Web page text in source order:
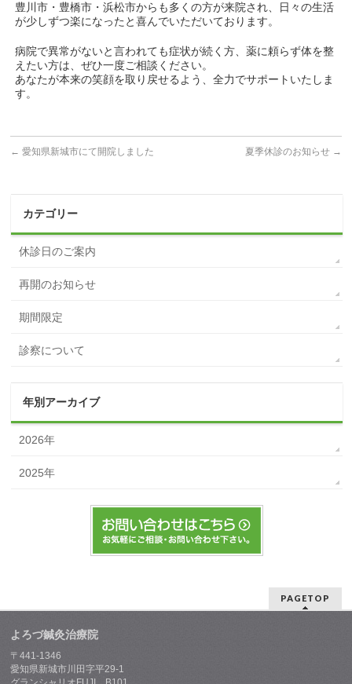
豊川市・豊橋市・浜松市からも多くの方が来院され、日々の生活
が少しずつ楽になったと喜んでいただいております。
病院で異常がないと言われても症状が続く方、薬に頼らず体を整
えたい方は、ぜひ一度ご相談ください。
あなたが本来の笑顔を取り戻せるよう、全力でサポートいたしま
す。
← 愛知県新城市にて開院しました 夏季休診のお知らせ →
カテゴリー
休診日のご案内
再開のお知らせ
期間限定
診察について
年別アーカイブ
2026年
2025年
PAGETOP
よろづ鍼灸治療院
〒441-1346
愛知県新城市川田字平29-1